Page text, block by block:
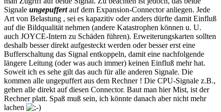
Signale ungepuffertauf dem Expansion-Connector anliegen. Jede
Art von Belastung , sei es kapazitiv oder anders dürfte damit Einfluß
auf die Bildqualität nehmen (andere Katastrophen können u. U.
auch JOYCE-Intern zu Schäden führen). Erweiterungskarten sollten
deshalb besser direkt aufgesteckt werden oder besser erst eine
Bufferschaltung das Signal entkoppeln, damit eine nachfolgende
längere Leitung (oder was auch immer) keinen Einfluß mehr hat.
Soweit ich es sehe gilt das auch für alle anderen Signale. Die
kommen alle ungepuffert aus dem Rechner ! Die CPU-Signale z.B.,
gehen alle direkt auf diesen Connector. Baut man hier Mist, ist der
Rechner platt. Spaß muß sein, ich könnte danach aber nicht mehr
lachen